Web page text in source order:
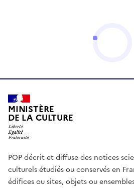
MINISTÈRE
DE LA CULTURE
POP décrit et diffuse des notices
culturels étudiés ou conservés en
édifices ou sites, objets ou